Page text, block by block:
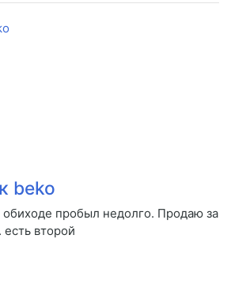
beko
пробыл недолго. Продаю за
второй